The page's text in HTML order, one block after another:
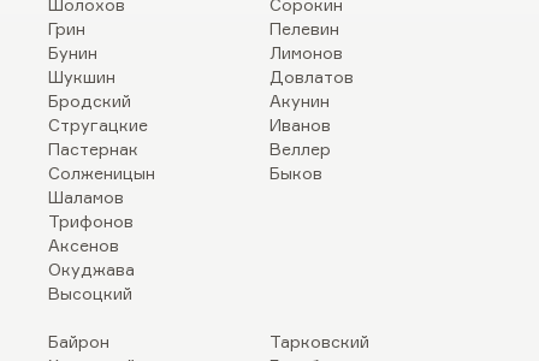
Шолохов
Грин
Бунин
Шукшин
Бродский
Стругацкие
Пастернак
Солженицын
Шаламов
Трифонов
Аксенов
Окуджава
Высоцкий
Сорокин
Пелевин
Лимонов
Довлатов
Акунин
Иванов
Веллер
Быков
Байрон
Тарковский